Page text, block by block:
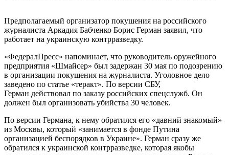
Предполагаемый организатор покушения на российского
журналиста Аркадия Бабченко Борис Герман заявил, что
работает на украинскую контрразведку.
«ФедералПресс» напоминает, что руководитель оружейного
предприятия «Шмайсер» был задержан 30 мая по подозрению
в организации покушения на журналиста. Уголовное дело
заведено по статье «теракт». По версии СБУ,
Герман действовал по заказу российских спецслужб. Он
должен был организовать убийства 30 человек.
По версии Германа, к нему обратился его «давний знакомый»
из Москвы, который «занимается в фонде Путина
организацией беспорядков в Украине». Герман сразу же
обратился к украинской контрразведке, которая якобы